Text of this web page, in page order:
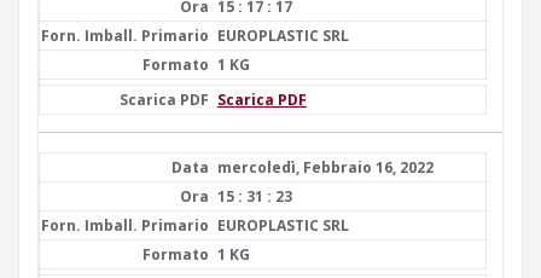
15 : 17 : 17
EUROPLASTIC SRL
1 KG
Scarica PDF
mercoledì, Febbraio 16, 2022
15 : 31 : 23
EUROPLASTIC SRL
1 KG